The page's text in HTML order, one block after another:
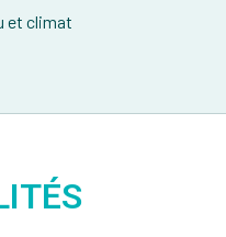
et climat